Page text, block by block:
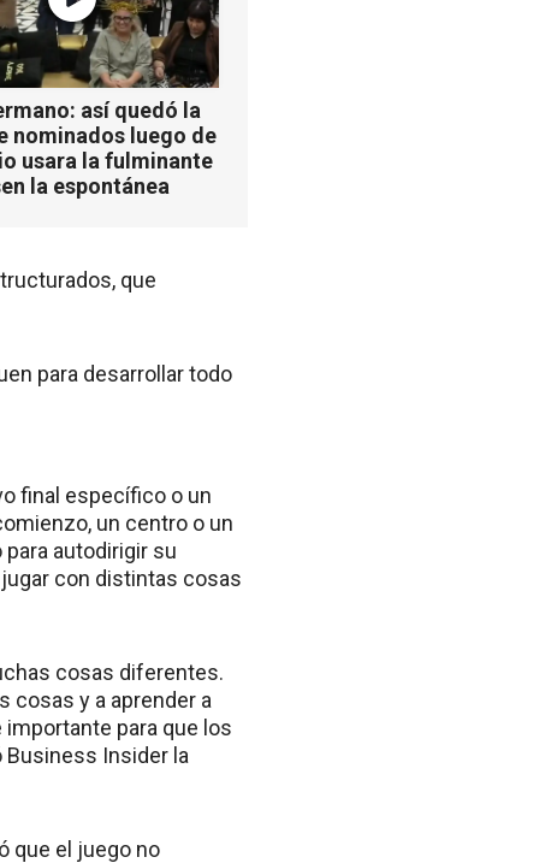
así quedó la
nominados luego de
usara la fulminante
la espontánea
que
para desarrollar todo
final específico o un
un centro o un
autodirigir su
con distintas cosas
cosas diferentes.
cosas y a aprender a
para que los
Business Insider la
que el juego no